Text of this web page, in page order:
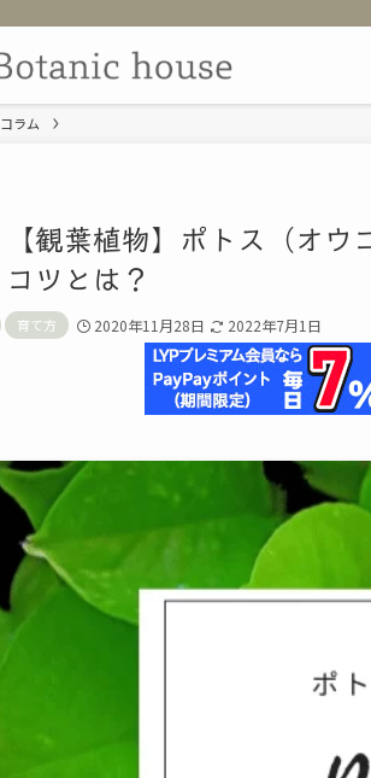
コラム
【観葉植物】ポトス（オ
コツとは？
育て方 2020年11月28日 2022年7月1日